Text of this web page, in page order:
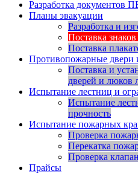
Разработка документов
Планы эвакуации
Разработка и
Поставка
Поставка
Противопожарные двери
Поставка и
дверей и люков
Испытание лестниц и
Испытание
прочность
Испытание пожарных
Проверка
Перекатка
Проверка
Прайсы